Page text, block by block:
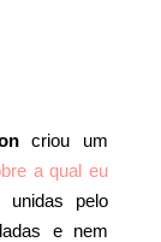
criou um
a qual eu
unidas pelo
e nem